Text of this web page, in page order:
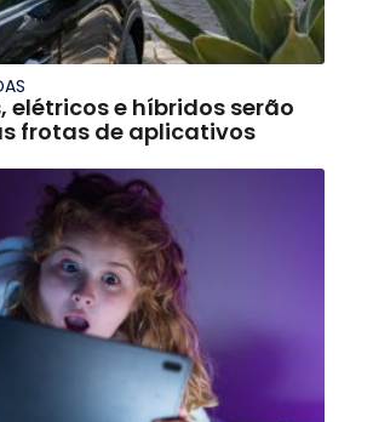
elétricos e híbridos serão
frotas de aplicativos